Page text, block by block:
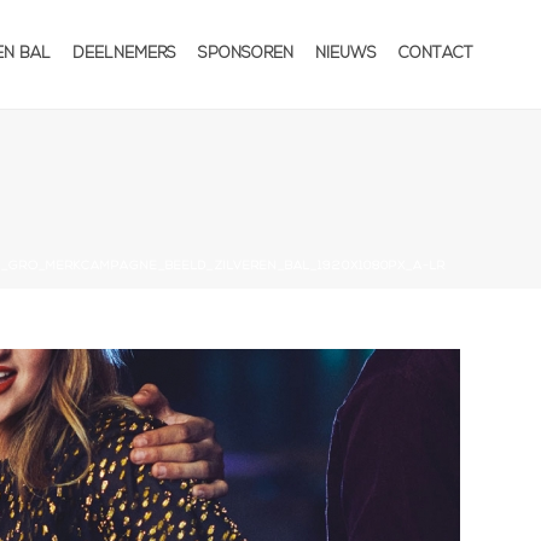
BAL DEELNEMERS SPONSOREN NIEUWS CONTACT